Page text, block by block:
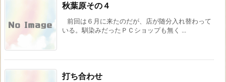
秋葉原その４
前回は６月に来たのだが、店が随分入れ替わって
いる。馴染みだったＰＣショップも無く ...
打ち合わせ